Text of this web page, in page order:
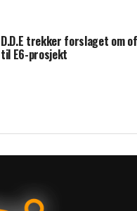
D.D.E trekker forslaget om
til E6-prosjekt